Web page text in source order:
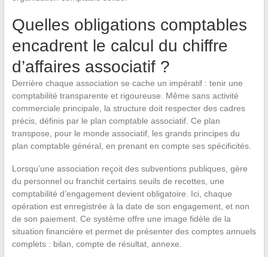
Quelles obligations comptables
encadrent le calcul du chiffre
d’affaires associatif ?
Derrière chaque association se cache un impératif : tenir une
comptabilité transparente et rigoureuse. Même sans activité
commerciale principale, la structure doit respecter des cadres
précis, définis par le plan comptable associatif. Ce plan
transpose, pour le monde associatif, les grands principes du
plan comptable général, en prenant en compte ses spécificités.
Lorsqu’une association reçoit des subventions publiques, gère
du personnel ou franchit certains seuils de recettes, une
comptabilité d’engagement devient obligatoire. Ici, chaque
opération est enregistrée à la date de son engagement, et non
de son paiement. Ce système offre une image fidèle de la
situation financière et permet de présenter des comptes annuels
complets : bilan, compte de résultat, annexe.